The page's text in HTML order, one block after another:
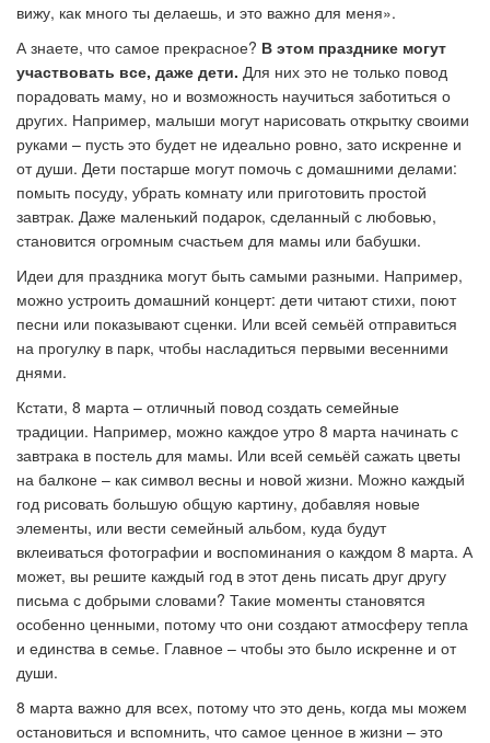
вижу, как много ты делаешь, и это важно для меня».
А знаете, что самое прекрасное? В этом празднике могут
участвовать все, даже дети. Для них это не только повод
порадовать маму, но и возможность научиться заботиться о
других. Например, малыши могут нарисовать открытку своими
руками – пусть это будет не идеально ровно, зато искренне и
от души. Дети постарше могут помочь с домашними делами:
помыть посуду, убрать комнату или приготовить простой
завтрак. Даже маленький подарок, сделанный с любовью,
становится огромным счастьем для мамы или бабушки.
Идеи для праздника могут быть самыми разными. Например,
можно устроить домашний концерт: дети читают стихи, поют
песни или показывают сценки. Или всей семьёй отправиться
на прогулку в парк, чтобы насладиться первыми весенними
днями.
Кстати, 8 марта – отличный повод создать семейные
традиции. Например, можно каждое утро 8 марта начинать с
завтрака в постель для мамы. Или всей семьёй сажать цветы
на балконе – как символ весны и новой жизни. Можно каждый
год рисовать большую общую картину, добавляя новые
элементы, или вести семейный альбом, куда будут
вклеиваться фотографии и воспоминания о каждом 8 марта. А
может, вы решите каждый год в этот день писать друг другу
письма с добрыми словами? Такие моменты становятся
особенно ценными, потому что они создают атмосферу тепла
и единства в семье. Главное – чтобы это было искренне и от
души.
8 марта важно для всех, потому что это день, когда мы можем
остановиться и вспомнить, что самое ценное в жизни – это